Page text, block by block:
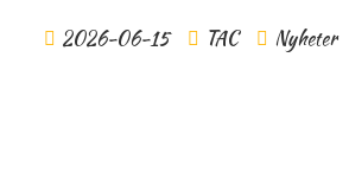
2026-06-15 TAC Nyheter